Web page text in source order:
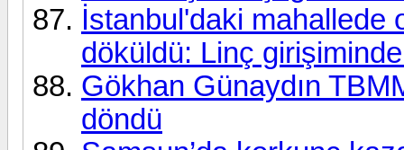
İstanbul'daki mahallede
döküldü: Linç
Gökhan Günaydın
döndü